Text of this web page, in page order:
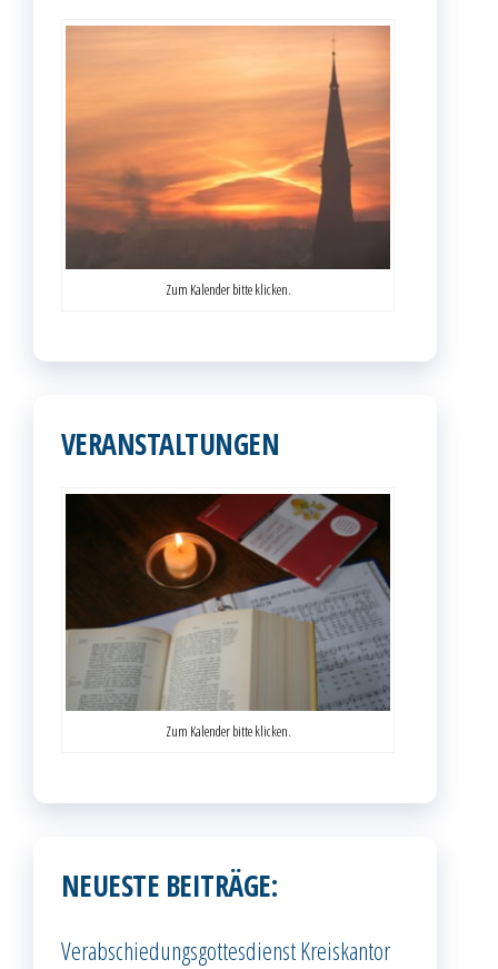
Zum Kalender bitte klicken.
VERANSTALTUNGEN
Zum Kalender bitte klicken.
NEUESTE BEITRÄGE:
Verabschiedungsgottesdienst Kreiskantor